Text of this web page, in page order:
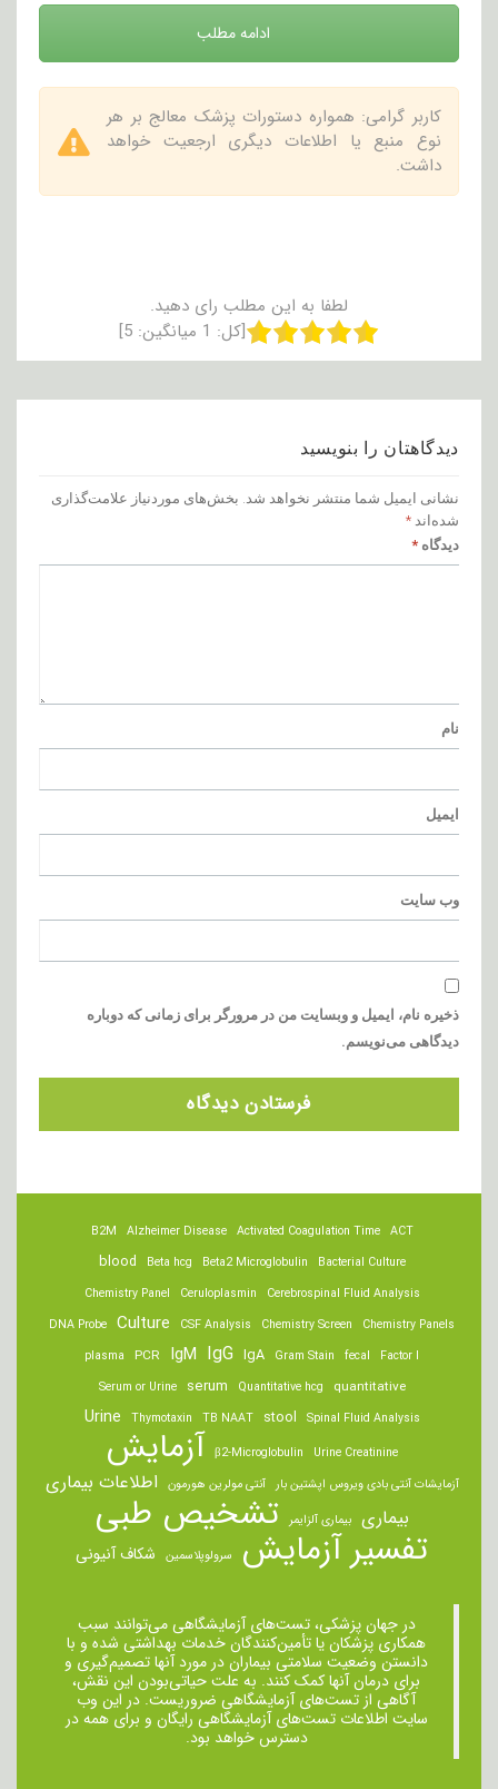
ادامه مطلب
کاربر گرامی: همواره دستورات پزشک معالج بر هر
نوع منبع یا اطلاعات دیگری ارجعیت خواهد
داشت.
لطفا به این مطلب رای دهید.
[کل: 1 میانگین: 5
]
دیدگاهتان را بنویسید
نشانی ایمیل شما منتشر نخواهد شد. بخش‌های موردنیاز علامت‌گذاری
شده‌اند *
دیدگاه *
نام
ایمیل
وب‌ سایت
ذخیره نام، ایمیل و وبسایت من در مرورگر برای زمانی که دوباره
دیدگاهی می‌نویسم.
ACT
Activated Coagulation Time
Alzheimer Disease
B2M
Bacterial Culture
Beta2 Microglobulin
Beta hcg
blood
Cerebrospinal Fluid Analysis
Ceruloplasmin
Chemistry Panel
Chemistry Panels
Chemistry Screen
CSF Analysis
Culture
DNA Probe
Factor I
fecal
Gram Stain
IgA
IgG
IgM
PCR
plasma
quantitative
Quantitative hcg
serum
Serum or Urine
Spinal Fluid Analysis
stool
TB NAAT
Thymotaxin
Urine
Urine Creatinine
β2-Microglobulin آزمایش
آزمایشات آنتی بادی ویروس اپشتین بار آنتی مولرین هورمون اطلاعات بیماری
بیماری بیماری آلزایمر تشخیص طبی
تفسیر آزمایش سرولوپلاسمین شکاف آنیونی
در جهان پزشکی، تست‌های آزمایشگاهی می‌توانند سبب
همکاری پزشکان یا تأمین‌کنندگان خدمات بهداشتی شده و با
دانستن وضعیت سلامتی بیماران در مورد آنها تصمیم‌گیری و
برای درمان ‌آنها کمک کنند. به علت حیاتی‌بودن این نقش،
آگاهی از تست‌های آزمایشگاهی ضروریست. در این وب
سایت اطلاعات تست‌های آزمایشگاهی رایگان و برای همه در
دسترس خواهد بود.